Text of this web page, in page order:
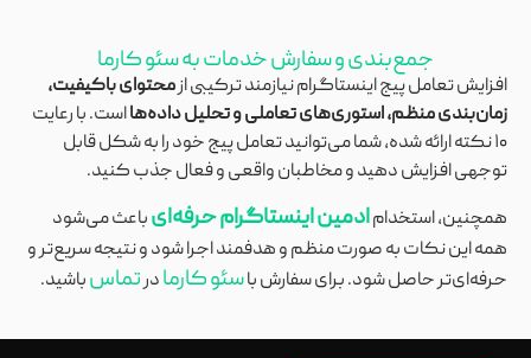
جمع‌بندی و سفارش خدمات به سئو کارما
افزایش تعامل پیج اینستاگرام نیازمند ترکیبی ازمحتوای باکیفیت،
زمان‌بندی منظم، استوری‌های تعاملی و تحلیل داده‌هااست. با رعایت
۱۰ نکته ارائه شده، شما می‌توانید تعامل پیج خود را به شکل قابل
توجهی افزایش دهید و مخاطبان واقعی و فعال جذب کنید.
همچنین، استخدامادمین اینستاگرام حرفه‌ایباعث می‌شود
همه این نکات به صورت منظم و هدفمند اجرا شود و نتیجه سریع‌تر و
حرفه‌ای‌تر حاصل شود. برای سفارش باسئو کارمادرتماسباشید.